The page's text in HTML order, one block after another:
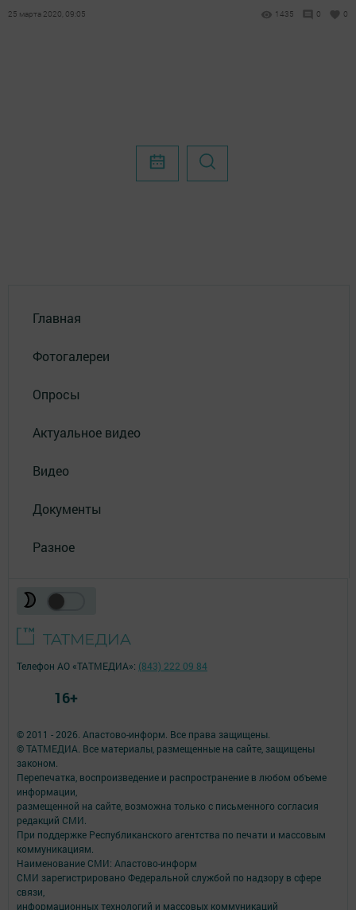
25 марта 2020, 09:05 1435 0 0
Главная
Фотогалереи
Опросы
Актуальное видео
Видео
Документы
Разное
© 2011 - 2026. Апастово-информ. Все права защищены.
© ТАТМЕДИА. Все материалы, размещенные на сайте, защищены
законом.
Перепечатка, воспроизведение и распространение в любом объеме
информации,
размещенной на сайте, возможна только с письменного согласия
редакций СМИ.
При поддержке Республиканского агентства по печати и массовым
коммуникациям.
Наименование СМИ: Апастово-информ
СМИ зарегистрировано Федеральной службой по надзору в сфере
связи,
информационных технологий и массовых коммуникаций
Телефон АО «ТАТМЕДИА»: (843) 222 09 84
16+